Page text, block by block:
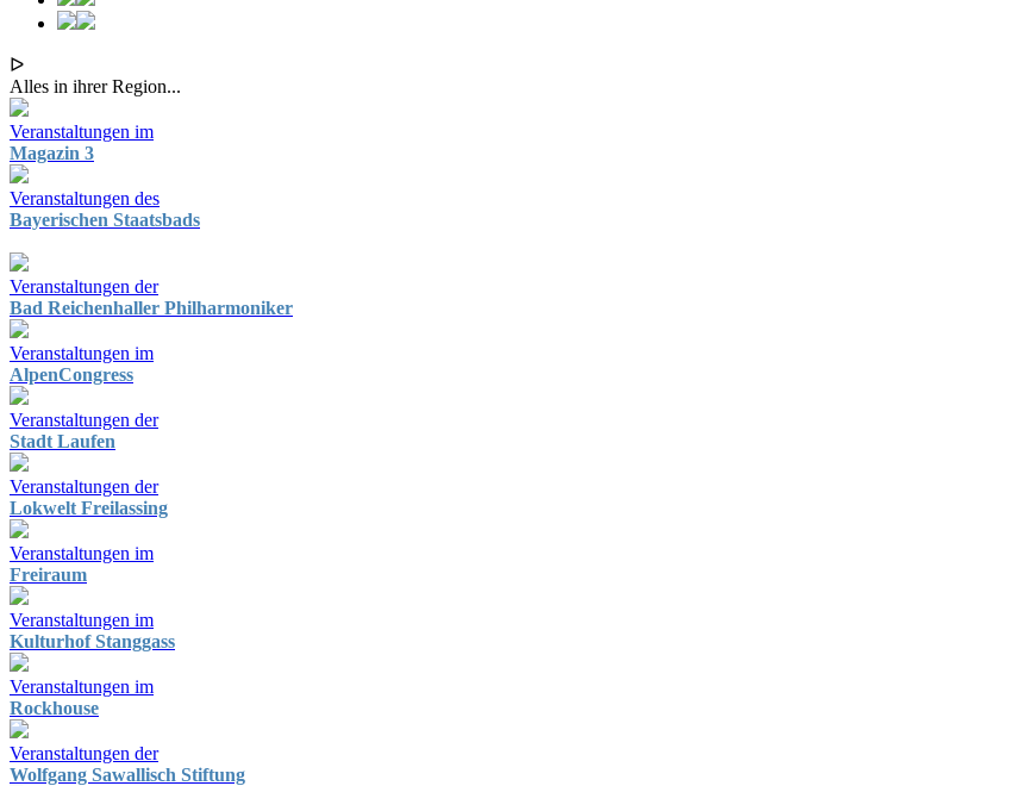
ᐅ
Alles in ihrer Region...
Veranstaltungen im
Magazin 3
Veranstaltungen des
Bayerischen Staatsbads
Veranstaltungen der
Bad Reichenhaller Philharmoniker
Veranstaltungen im
AlpenCongress
Veranstaltungen der
Stadt Laufen
Veranstaltungen der
Lokwelt Freilassing
Veranstaltungen im
Freiraum
Veranstaltungen im
Kulturhof Stanggass
Veranstaltungen im
Rockhouse
Veranstaltungen der
Wolfgang Sawallisch Stiftung